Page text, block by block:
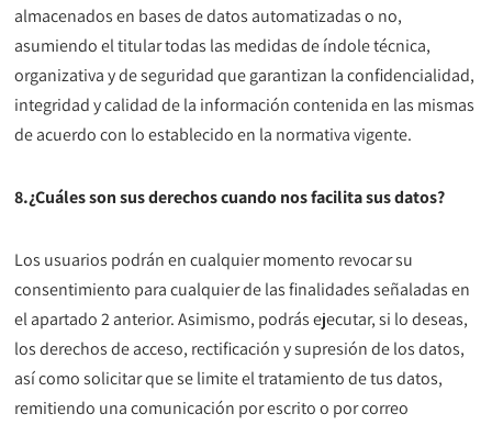
almacenados en bases de datos automatizadas o no,
asumiendo el titular todas las medidas de índole técnica,
organizativa y de seguridad que garantizan la confidencialidad,
integridad y calidad de la información contenida en las mismas
de acuerdo con lo establecido en la normativa vigente.
8.¿Cuáles son sus derechos cuando nos facilita sus datos?
Los usuarios podrán en cualquier momento revocar su
consentimiento para cualquier de las finalidades señaladas en
el apartado 2 anterior. Asimismo, podrás ejecutar, si lo deseas,
los derechos de acceso, rectificación y supresión de los datos,
así como solicitar que se limite el tratamiento de tus datos,
remitiendo una comunicación por escrito o por correo